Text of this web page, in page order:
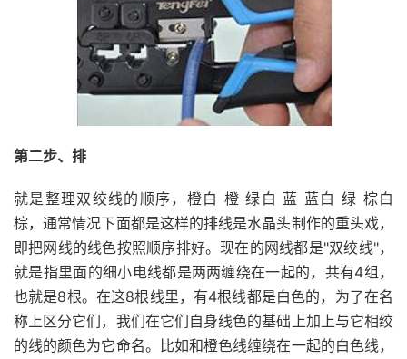
第二步、排
就是整理双绞线的顺序，橙白 橙 绿白 蓝 蓝白 绿 棕白
棕，通常情况下面都是这样的排线是水晶头制作的重头戏，
即把网线的线色按照顺序排好。现在的网线都是"双绞线"，
就是指里面的细小电线都是两两缠绕在一起的，共有4组，
也就是8根。在这8根线里，有4根线都是白色的，为了在名
称上区分它们，我们在它们自身线色的基础上加上与它相绞
的线的颜色为它命名。比如和橙色线缠绕在一起的白色线，